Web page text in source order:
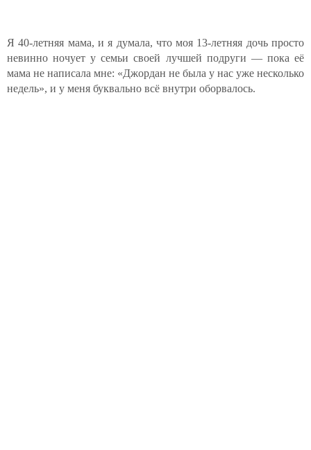
Я 40-летняя мама, и я думала, что моя 13-летняя дочь просто
невинно ночует у семьи своей лучшей подруги — пока её
мама не написала мне: «Джордан не была у нас уже несколько
недель», и у меня буквально всё внутри оборвалось.